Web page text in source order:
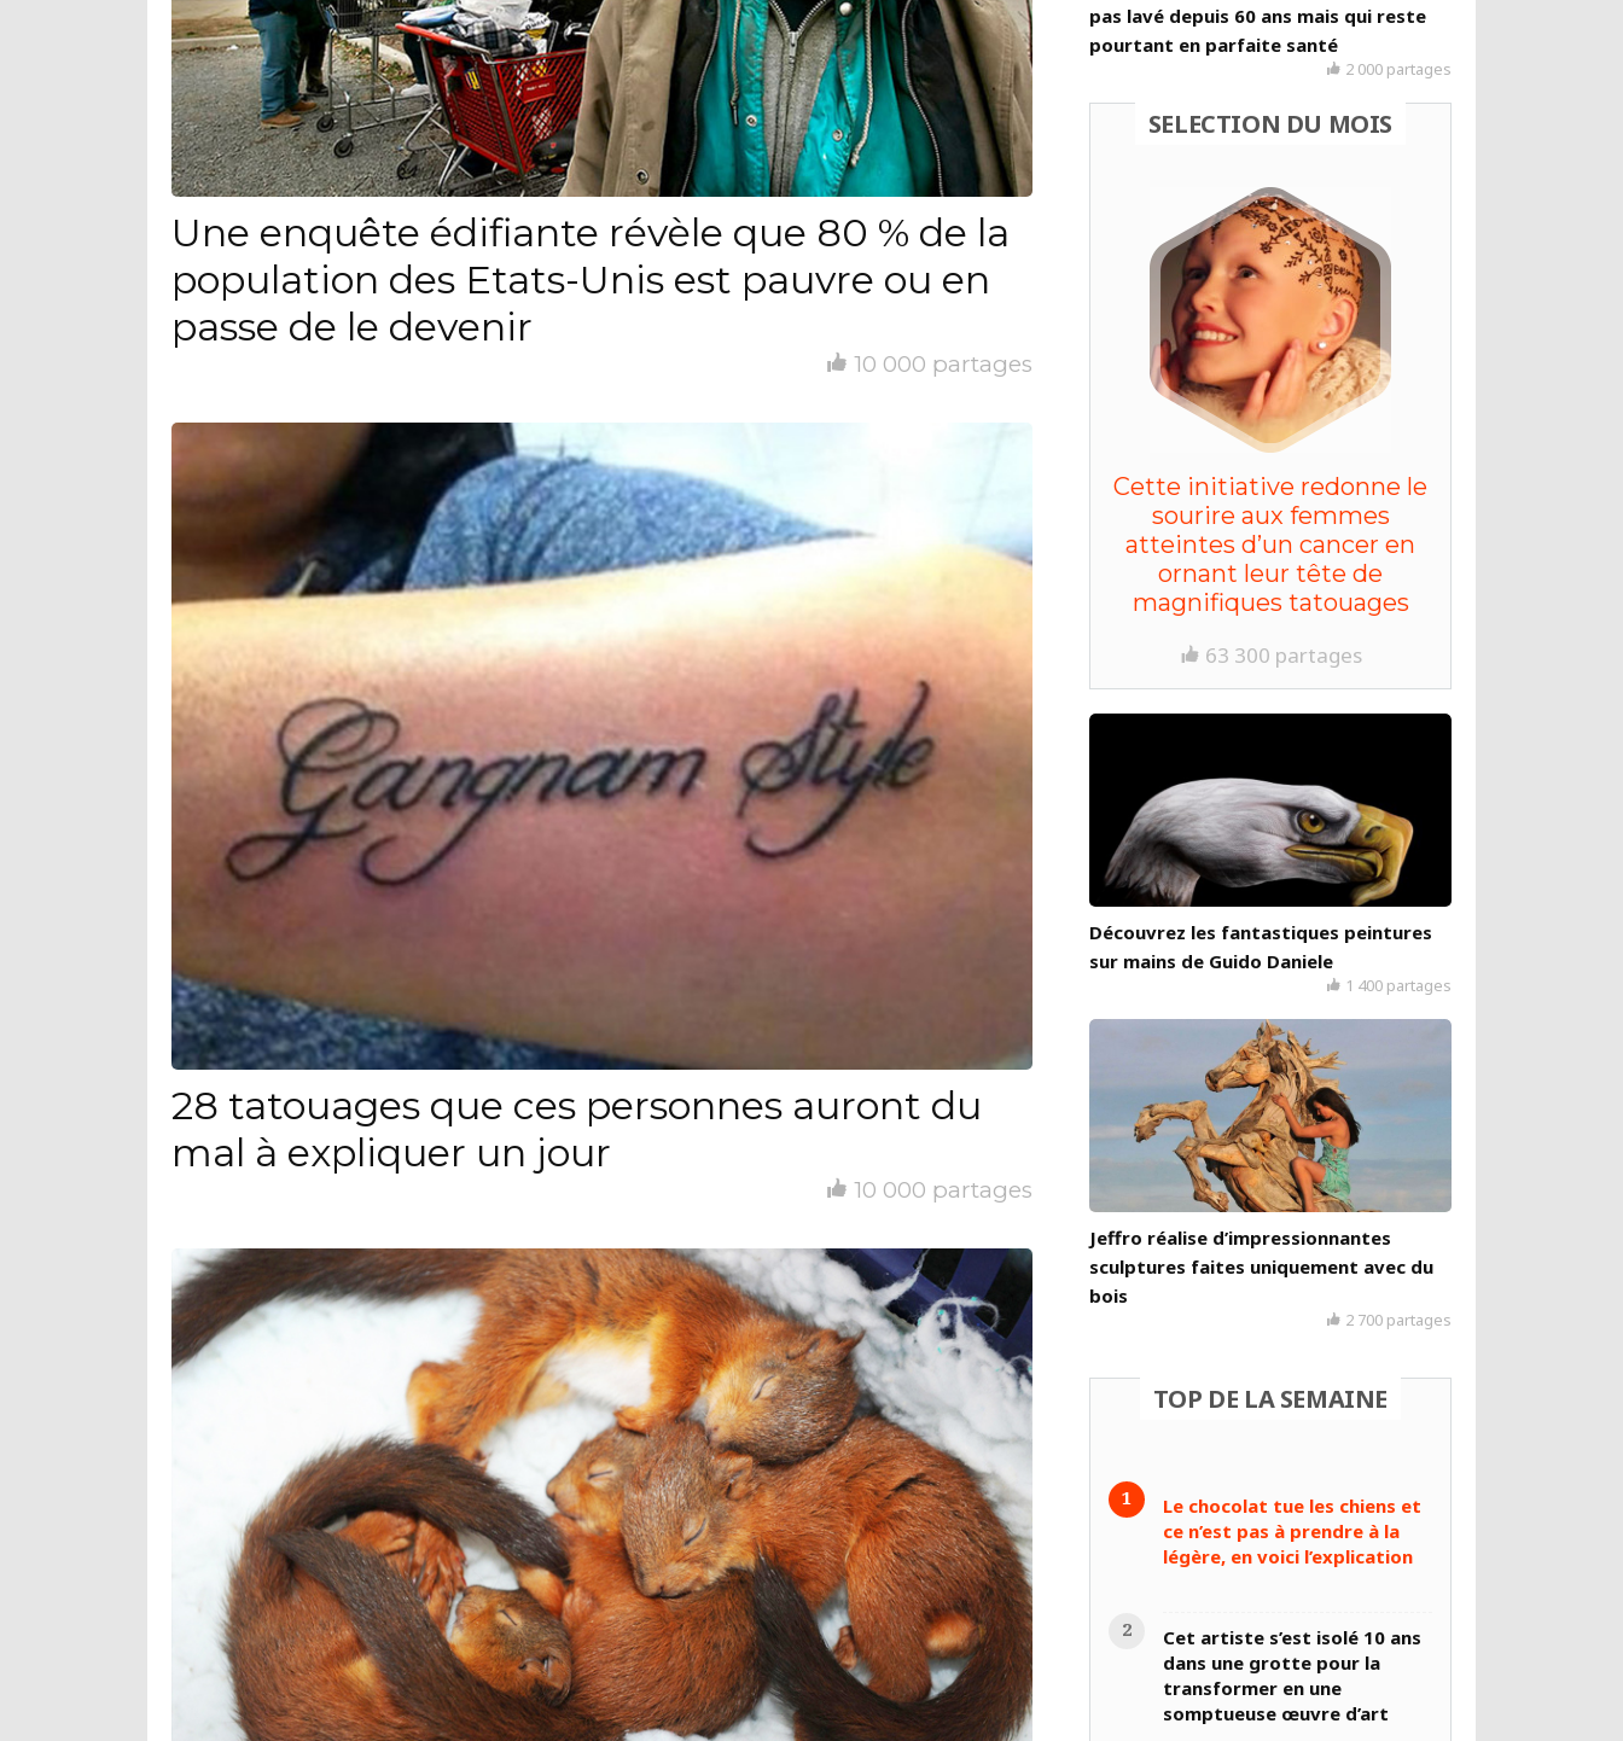
Une enquête édifiante révèle que 80 % de la
population des Etats-Unis est pauvre ou en
passe de le devenir
10 000 partages
28 tatouages que ces personnes auront du
mal à expliquer un jour
10 000 partages
pas lavé depuis 60 ans mais qui reste
pourtant en parfaite santé
2 000 partages
SELECTION DU MOIS
Cette initiative redonne le
sourire aux femmes
atteintes d’un cancer en
ornant leur tête de
magnifiques tatouages
63 300 partages
Découvrez les fantastiques peintures
sur mains de Guido Daniele
1 400 partages
Jeffro réalise d’impressionnantes
sculptures faites uniquement avec du
bois
2 700 partages
TOP DE LA SEMAINE
Le chocolat tue les chiens et
ce n’est pas à prendre à la
légère, en voici l’explication
Cet artiste s’est isolé 10 ans
dans une grotte pour la
transformer en une
somptueuse œuvre d’art